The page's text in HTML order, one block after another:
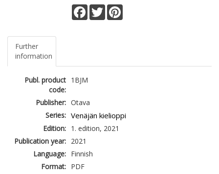
Facebook
Twitter
Further
information
Publ. product
code:
1BJM
Publisher: Otava
Series: Venäjän kielioppi
Edition: 1. edition, 2021
Publication year: 2021
Language: Finnish
Format: PDF